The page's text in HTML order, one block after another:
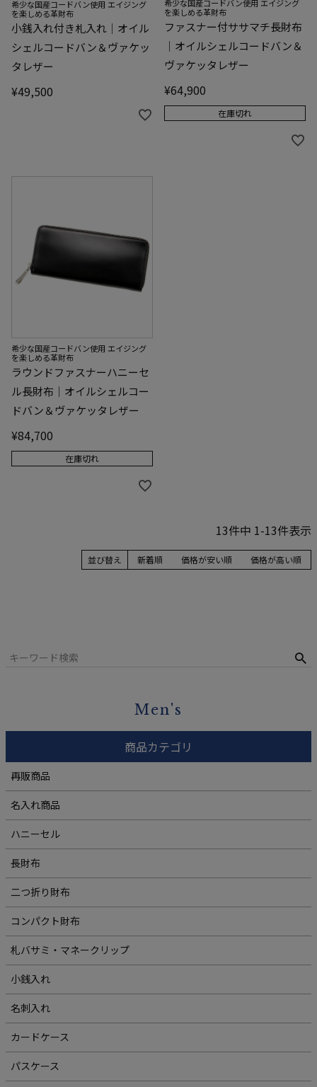
Men's
商品カテゴリ
再販商品
名入れ商品
ハニーセル
長財布
二つ折り財布
コンパクト財布
札バサミ・マネークリップ
小銭入れ
名刺入れ
カードケース
パスケース
希少な国産コードバン使用 エイジング
を楽しめる革財布
小銭入れ付き札入れ｜オイル
シェルコードバン＆ヴァケッ
タレザー
¥49,500
希少な国産コードバン使用 エイジング
を楽しめる革財布
ファスナー付ササマチ長財布
｜オイルシェルコードバン＆
ヴァケッタレザー
¥64,900
在庫切れ
希少な国産コードバン使用 エイジング
を楽しめる革財布
ラウンドファスナーハニーセ
ル長財布｜オイルシェルコー
ドバン＆ヴァケッタレザー
¥84,700
在庫切れ
並び替え 価格が安い順 価格が高い順
新着順
13件中 1-13件表示